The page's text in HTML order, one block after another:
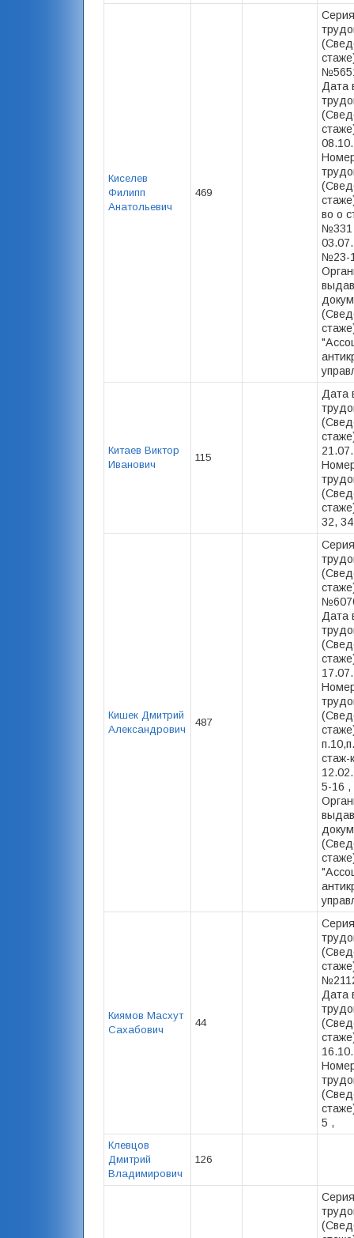
Киселев
Филипп
Анатольевич
469
Дата
во о
№331
№23-
Китаев Виктор
Иванович
115
Дата
32,
Кишек Дмитрий
Александрович
487
Дата
5-16 ,
Киямов Масхут
Сахабович
44
Дата
5 ,
Клевцов
Дмитрий
Владимирович
126